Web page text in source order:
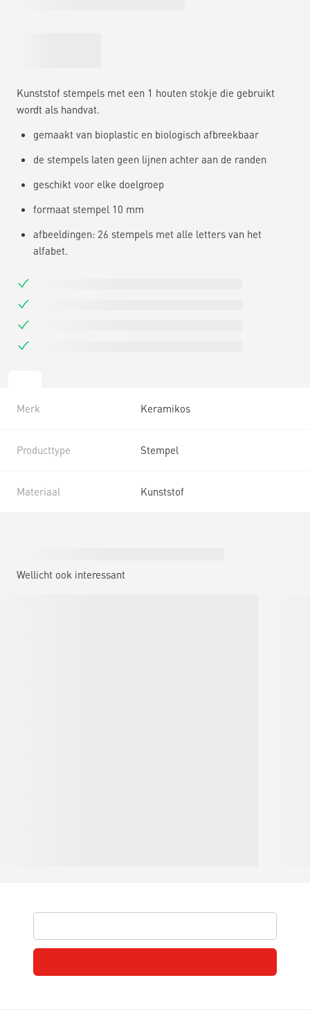
Kunststof stempels met een 1 houten stokje die gebruikt
wordt als handvat.
gemaakt van bioplastic en biologisch afbreekbaar
de stempels laten geen lijnen achter aan de randen
geschikt voor elke doelgroep
formaat stempel 10 mm
afbeeldingen: 26 stempels met alle letters van het
alfabet.
Merk Keramikos
Producttype Stempel
Materiaal Kunststof
Wellicht ook interessant